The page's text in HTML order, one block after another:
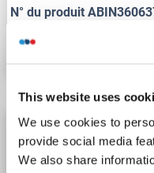
This website uses
We use cookies to
provide social media
We also share
N° du produit
HK3 anticorps (AA
HK3 Reactivité: Humain